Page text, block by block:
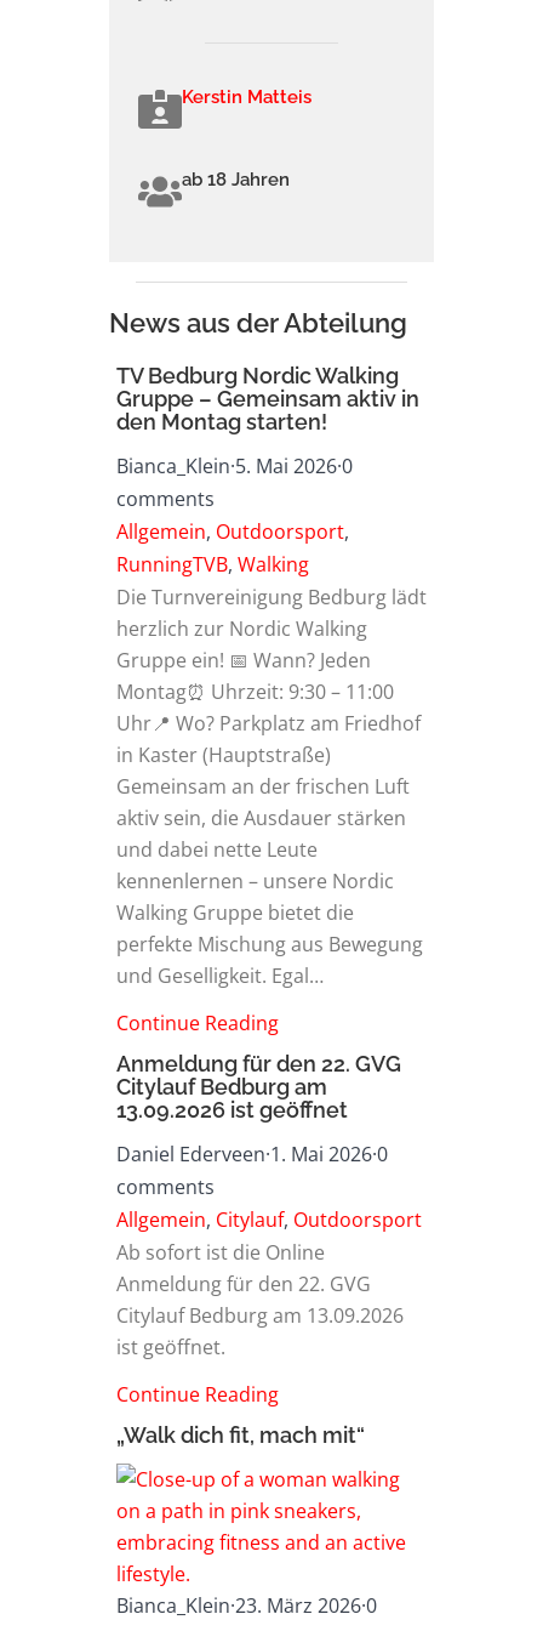
Kerstin Matteis
ab 18 Jahren
News aus der Abteilung
TV Bedburg Nordic Walking
Gruppe – Gemeinsam aktiv in
den Montag starten!
Bianca_Klein·5. Mai 2026·0
comments
Allgemein, Outdoorsport,
RunningTVB, Walking
Die Turnvereinigung Bedburg lädt
herzlich zur Nordic Walking
Gruppe ein! 📅 Wann? Jeden
Montag⏰ Uhrzeit: 9:30 – 11:00
Uhr📍 Wo? Parkplatz am Friedhof
in Kaster (Hauptstraße)
Gemeinsam an der frischen Luft
aktiv sein, die Ausdauer stärken
und dabei nette Leute
kennenlernen – unsere Nordic
Walking Gruppe bietet die
perfekte Mischung aus Bewegung
und Geselligkeit. Egal…
Continue Reading
Anmeldung für den 22. GVG
Citylauf Bedburg am
13.09.2026 ist geöffnet
Daniel Ederveen·1. Mai 2026·0
comments
Allgemein, Citylauf, Outdoorsport
Ab sofort ist die Online
Anmeldung für den 22. GVG
Citylauf Bedburg am 13.09.2026
ist geöffnet.
Continue Reading
„Walk dich fit, mach mit“
Bianca_Klein·23. März 2026·0